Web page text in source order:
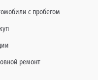
с пробегом
ремонт